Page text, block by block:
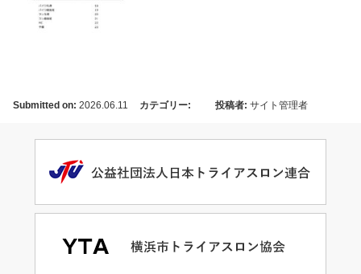
Submitted on: 2026.06.11 カテゴリー: 投稿者: サイト管理者